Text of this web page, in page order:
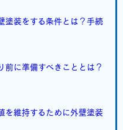
塗装をする条件とは？手続
前に準備すべきこととは？
を維持するために外壁塗装